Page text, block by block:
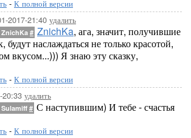
- К полной версии
2017-21:40 удалить
ZnichKa # ZnichKa, ага, значит, получившие
наслаждаться не только красотой,
вкусом...))) Я знаю эту сказку,
- К полной версии
20:33 удалить
Sulamiff # С наступившим) И тебе - счастья
- К полной версии